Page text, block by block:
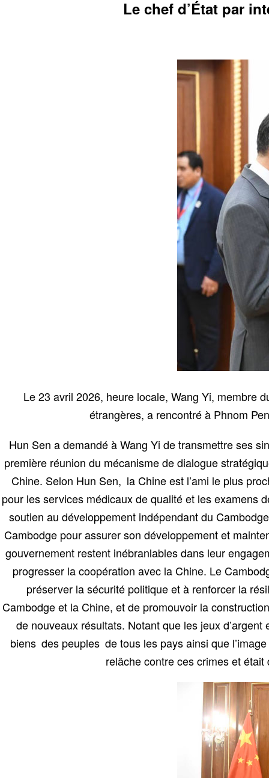
Le chef d’État par
Le 23 avril 2026, heure locale, Wang Yi, membre
étrangères, a rencontré à Phnom
Hun Sen a demandé à Wang Yi de transmettre ses
première réunion du mécanisme de dialogue
Chine. Selon Hun Sen, la Chine est l’ami le plus
pour les services médicaux de qualité et les examens
soutien au développement indépendant du
Cambodge pour assurer son développement et
gouvernement restent inébranlables dans leur
progresser la coopération avec la Chine. Le
préserver la sécurité politique et à renforcer la
Cambodge et la Chine, et de promouvoir la
de nouveaux résultats. Notant que les jeux
biens des peuples de tous les pays ainsi que
relâche contre ces crimes et